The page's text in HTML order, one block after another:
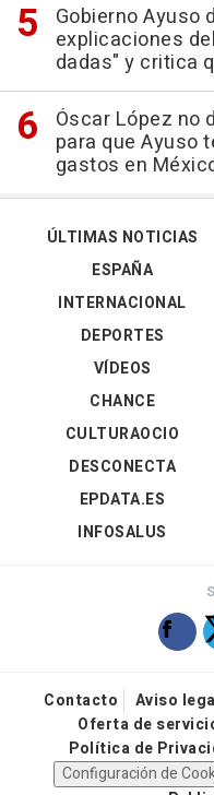
Gobierno Ayuso
explicaciones
dadas" y critica
Óscar López no
para que Ayuso
gastos en
ÚLTIMAS NOTICIAS
ESPAÑA
INTERNACIONAL
DEPORTES
VÍDEOS
CHANCE
CULTURAOCIO
DESCONECTA
EPDATA.ES
INFOSALUS
Contacto Aviso
Oferta de
Política de
Configuración de